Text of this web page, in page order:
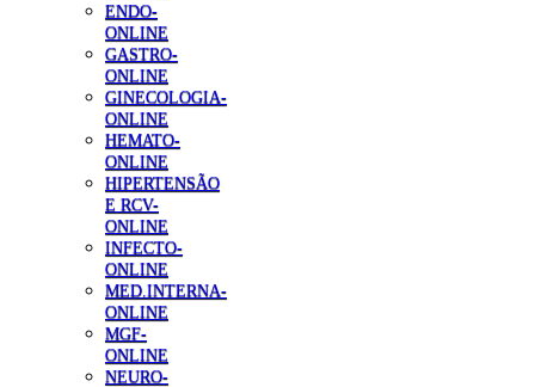
ENDO-
ONLINE
GASTRO-
ONLINE
GINECOLOGIA-
ONLINE
HEMATO-
ONLINE
HIPERTENSÃO
E RCV-
ONLINE
INFECTO-
ONLINE
MED.INTERNA-
ONLINE
MGF-
ONLINE
NEURO-